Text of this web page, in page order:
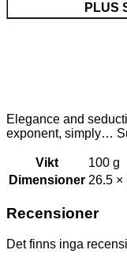
PLUS
Elegance and
exponent, simply…
Vikt
100 g
Dimensioner 26.5 ×
Recensioner
Det finns inga